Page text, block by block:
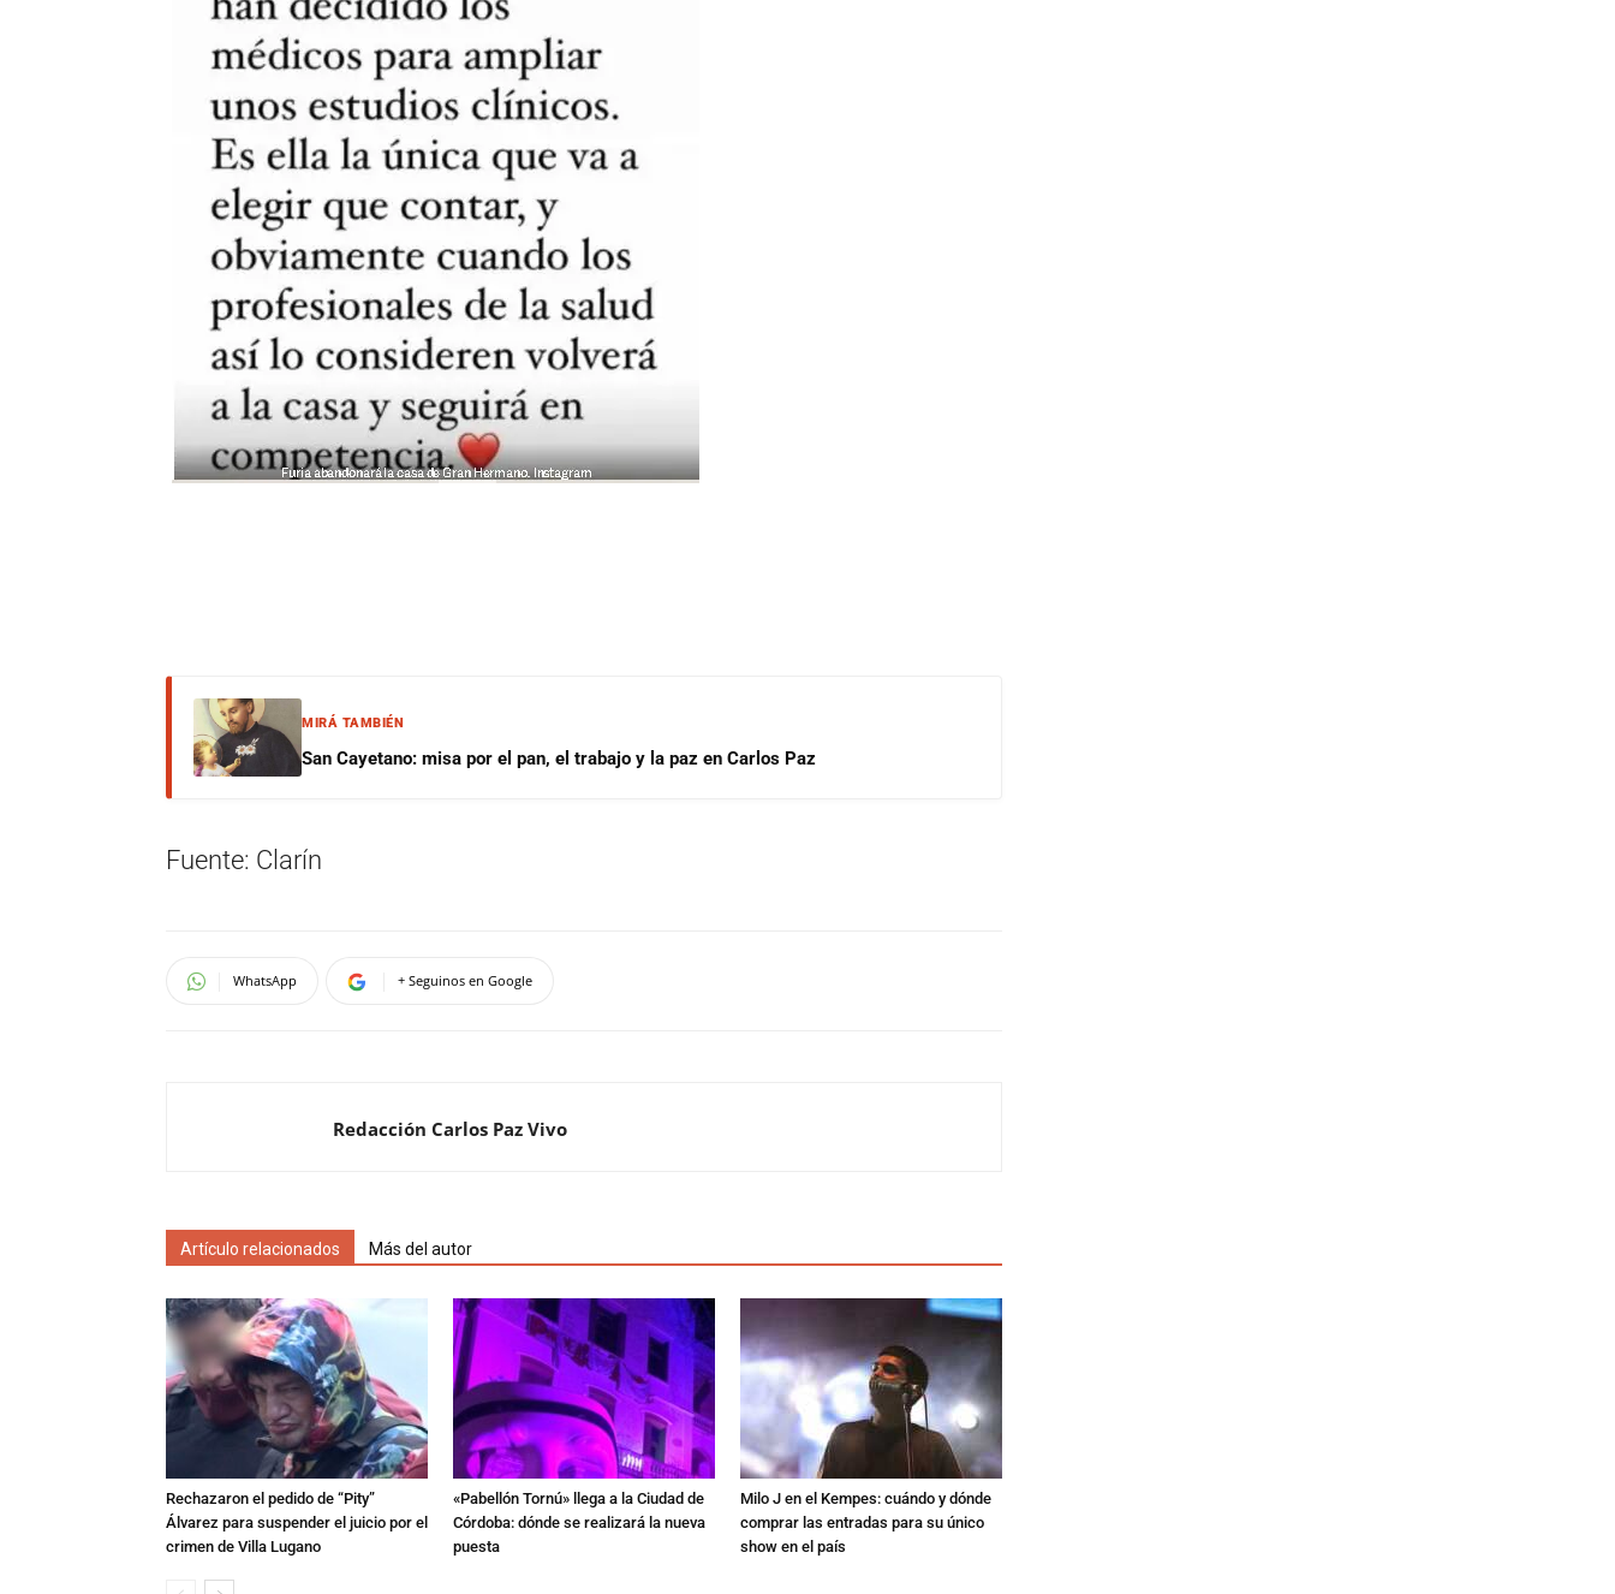
MIRÁ TAMBIÉN
San Cayetano: misa por el pan, el trabajo y la paz en Carlos Paz
Fuente: Clarín
WhatsApp + Seguinos en Google
Redacción Carlos Paz Vivo
Artículo relacionados Más del autor
Rechazaron el pedido de “Pity”
Álvarez para suspender el juicio por el
crimen de Villa Lugano
«Pabellón Tornú» llega a la Ciudad de
Córdoba: dónde se realizará la nueva
puesta
Milo J en el Kempes: cuándo y dónde
comprar las entradas para su único
show en el país